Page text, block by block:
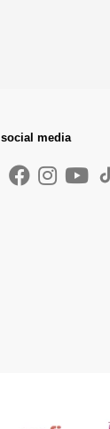
social media